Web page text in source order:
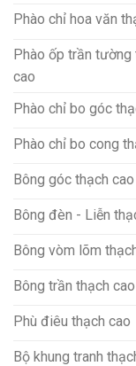
Phào chỉ hoa văn
Phào ốp trần tường
cao
Phào chỉ bo góc
Phào chỉ bo cong
Bông góc thạch cao
Bông đèn - Liễn
Bông vòm lõm
Bông trần thạch cao
Phù điêu thạch cao
Bộ khung tranh